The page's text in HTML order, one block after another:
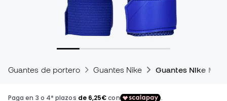
Guantes de portero Guantes Nike Guantes Nike